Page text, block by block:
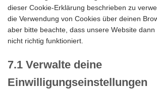
dieser Cookie-Erklärung beschrieben zu
die Verwendung von Cookies über deinen
aber bitte beachte, dass unsere Website
nicht richtig funktioniert.
7.1 Verwalte deine
Einwilligungseinstellungen